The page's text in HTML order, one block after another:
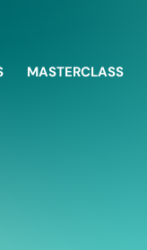
MASTERCLASS